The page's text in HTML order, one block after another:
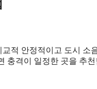
적 안정적이고 도시
충격이 일정한 곳을 추